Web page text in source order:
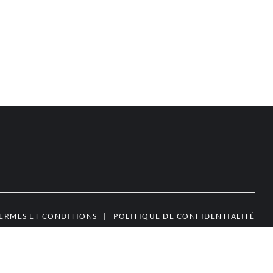
ET CONDITIONS | POLITIQUE DE CONFIDENTIALITÉ